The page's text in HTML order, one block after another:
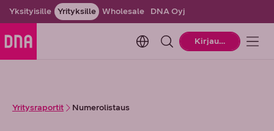
Yksityisille Yrityksille Wholesale DNA Oyj
Change language. Current
Kirjaudu
Yritysraportit Numerolistaus